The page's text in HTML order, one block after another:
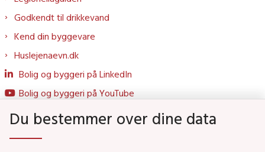
Godkendt til drikkevand
Kend din byggevare
Huslejenaevn.dk
Bolig og byggeri på LinkedIn
Bolig og byggeri på YouTube
Du bestemmer over dine data